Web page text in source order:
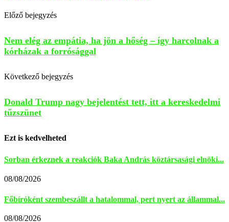
Előző bejegyzés
Nem elég az empátia, ha jön a hőség – így harcolnak a
kórházak a forrósággal
Következő bejegyzés
Donald Trump nagy bejelentést tett, itt a kereskedelmi
tűzszünet
Ezt is kedvelheted
Sorban érkeznek a reakciók Baka András köztársasági elnöki...
08/08/2026
Főbíróként szembeszállt a hatalommal, pert nyert az állammal...
08/08/2026